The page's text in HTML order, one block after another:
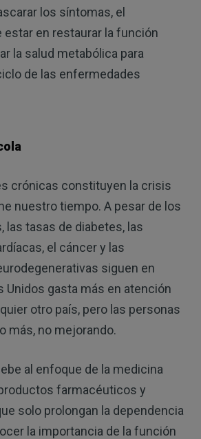
los síntomas, el
estar en restaurar la función
la salud metabólica para
de las enfermedades
crónicas constituyen la crisis
nuestro tiempo. A pesar de los
las tasas de diabetes, las
el cáncer y las
siguen en
Unidos gasta más en atención
otro país, pero las personas
más, no mejorando.
al enfoque de la medicina
farmacéuticos y
solo prolongan la dependencia
la importancia de la función